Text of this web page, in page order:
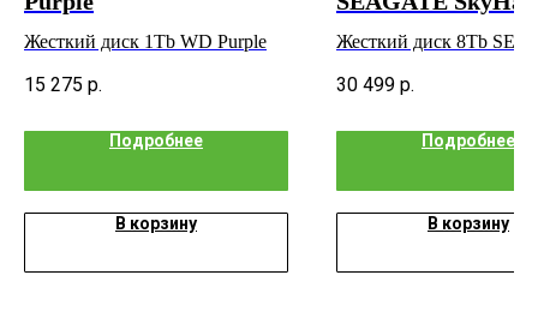
Жесткий диск 1Tb WD Purple
15 275 р.
Подробнее
В корзину
Жесткий диск 8Tb
30 499 р.
Подробнее
В корзину